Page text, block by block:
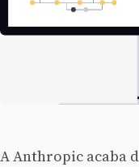
A Anthropic acaba